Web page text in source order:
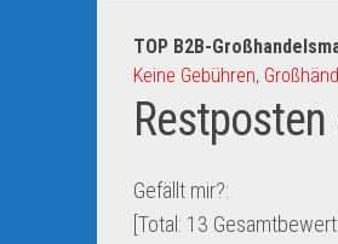
TOP B2B-
Keine Gebühren,
Restposten
Gefällt mir?:
[Total: 13